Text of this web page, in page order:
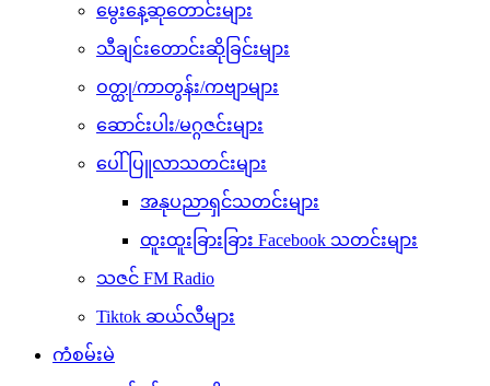
မွေးနေ့ဆုတောင်းများ
သီချင်းတောင်းဆိုခြင်းများ
ဝတ္ထု/ကာတွန်း/ကဗျာများ
ဆောင်းပါး/မဂ္ဂဇင်းများ
ပေါ်ပြူလာသတင်းများ
အနုပညာရှင်သတင်းများ
ထူးထူးခြားခြား Facebook သတင်းများ
သဇင် FM Radio
Tiktok ဆယ်လီများ
ကံစမ်းမဲ